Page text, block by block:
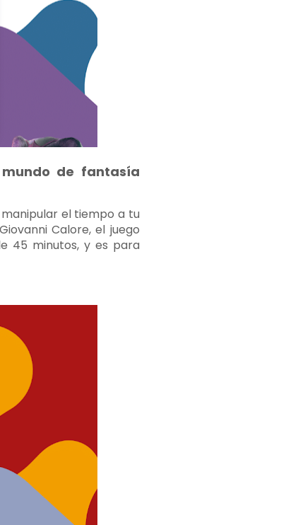
de fantasía
el tiempo a tu
Calore, el juego
45 minutos, y es para